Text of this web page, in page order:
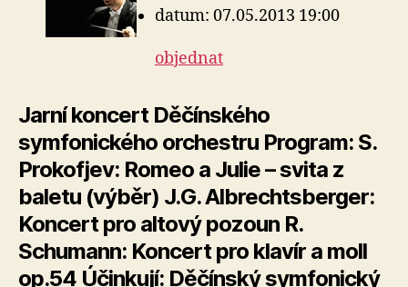
datum: 07.05.2013 19:00
objednat
Jarní koncert Děčínského
symfonického orchestru Program: S.
Prokofjev: Romeo a Julie – svita z
baletu (výběr) J.G. Albrechtsberger:
Koncert pro altový pozoun R.
Schumann: Koncert pro klavír a moll
op.54 Účinkují: Děčínský symfonický